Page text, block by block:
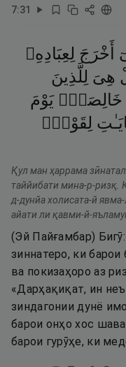
7:31
أَخْرَجَ لِعِبَادِهِۦ
هِىَ لِلَّذِينَ
خَالِصَةًۭ يَوْمَ
لِقَوْمٍۢ
Қул ман ҳаррама
таййибати мина-р-ризқ.
д-дунйа холисата-й
айати ли қавми-й-
(Эй Пайғамбар)
зиннатеро, ки
ва покизаҳоро аз
«Дарҳақиқат, ин
зиндагонии дунё
барои онҳо хос
барои гурӯҳе, ки